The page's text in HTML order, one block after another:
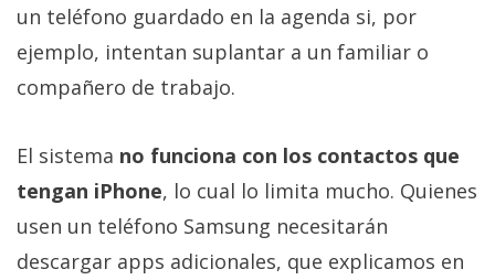
un teléfono guardado en la agenda si, por
ejemplo, intentan suplantar a un familiar o
compañero de trabajo.
El sistema no funciona con los contactos que
tengan iPhone, lo cual lo limita mucho. Quienes
usen un teléfono Samsung necesitarán
descargar apps adicionales, que explicamos en